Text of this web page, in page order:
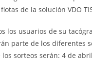
de la solución VDO
los usuarios de su
parte de los diferentes
sorteos serán: 4 de